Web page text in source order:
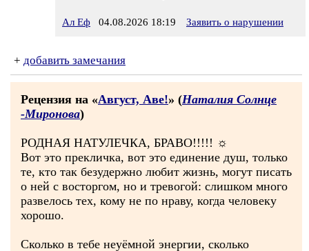
Ал Еф 04.08.2026 18:19 Заявить о нарушении
+ добавить замечания
Рецензия на «Август, Аве!» (Наталия Солнце
-Миронова)
РОДНАЯ НАТУЛЕЧКА, БРАВО!!!!! ☼
Вот это прекличка, вот это единение душ, только
те, кто так безудержно любит жизнь, могут писать
о ней с восторгом, но и тревогой: слишком много
развелось тех, кому не по нраву, когда человеку
хорошо.
Сколько в тебе неуёмной энергии, сколько